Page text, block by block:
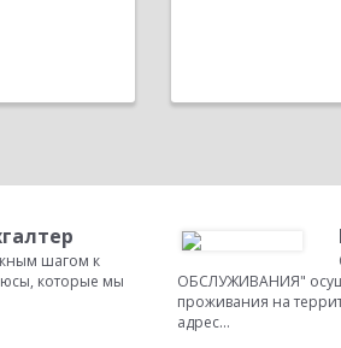
шагом к
которые мы
ОБСЛУЖИВАНИЯ"
проживания на
адрес...